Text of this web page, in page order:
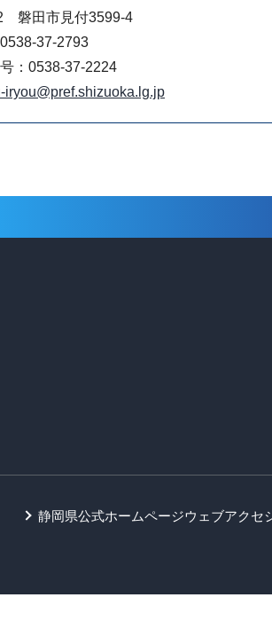
磐田市見付3599-4
37-2793
：0538-37-2224
iryou@pref.shizuoka.lg.jp
静岡県公式ホームページウェブアクセ